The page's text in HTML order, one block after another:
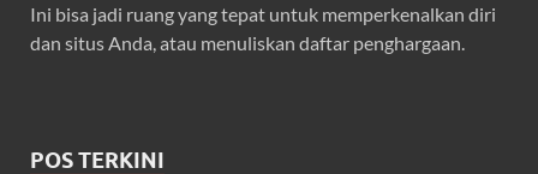
Ini bisa jadi ruang yang tepat untuk memperkenalkan diri
dan situs Anda, atau menuliskan daftar penghargaan.
POS TERKINI